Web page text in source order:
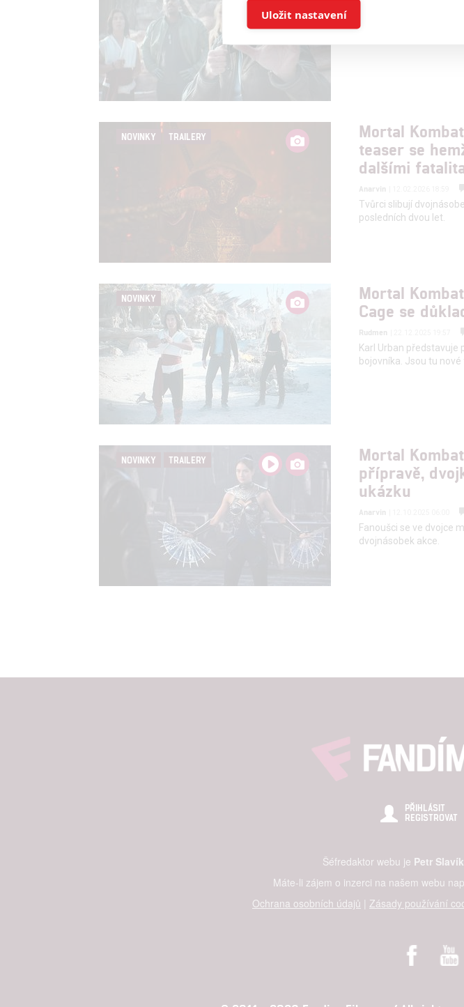
Vítejte v pekelném
NOVINKY TRAILERY
Mortal
teaser se
dalšími
Anarvin
Tvůrci slibují
posledních dvou let.
NOVINKY
Mortal
Cage se
Rudmen
Karl Urban
bojovníka. Jsou tu nové
NOVINKY TRAILERY
Mortal
přípravě,
ukázku
Anarvin
Fanoušci se ve dvojce
dvojnásobek akce.
PŘIHLÁSIT
REGISTROVAT
Šéfredaktor webu je Petr Slavík
Máte-li zájem o inzerci na našem webu
Ochrana osobních údajů | Zásady používání
Ukládání a/nebo přístup k
Reklama založená na omezených
služeb
Udělením souhlasu s účely a funkcemi zde
možnost: Zajištění bezpečnosti,
Poskytování a zobrazování reklamy a obsahu
Uložit nastavení